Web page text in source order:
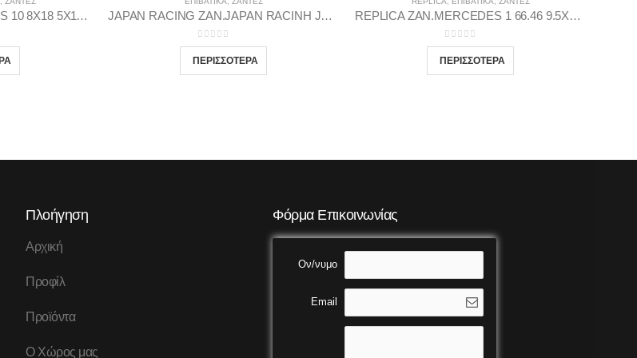
REPLICA ZAN.MERCEDES 10 8X18 5X112 66.46 MBLP45 JAPAN RACING ZAN.JAPAN RACINH JR11 8.25X17 5X112/114 M-BL35
0out of 5
REPLICA ZAN.MERCEDES 1 66.46 9.5X20 5X112 GP45
0out of 5
Πλοήγηση
Αρχική
Προφίλ
Προϊόντα
Ο Χώρος μας
Φόρμα Επικοινωνίας
Ον/νυμο
Email